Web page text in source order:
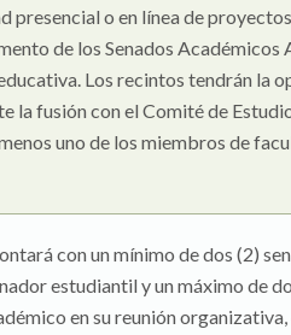
presencial o en línea de
de los Senados
Los recintos tendrán la
la fusión con el Comité de
uno de los miembros de
con un mínimo de dos (2)
estudiantil y un máximo de
en su reunión